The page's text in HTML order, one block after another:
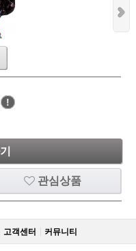
!
관심상품
고객센터 커뮤니티